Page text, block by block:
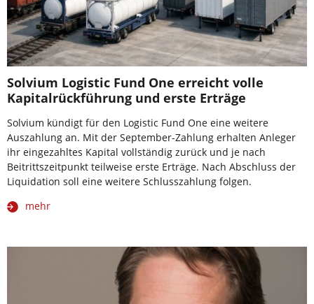
Solvium Logistic Fund One erreicht volle
Kapitalrückführung und erste Erträge
Solvium kündigt für den Logistic Fund One eine weitere
Auszahlung an. Mit der September-Zahlung erhalten Anleger
ihr eingezahltes Kapital vollständig zurück und je nach
Beitrittszeitpunkt teilweise erste Erträge. Nach Abschluss der
Liquidation soll eine weitere Schlusszahlung folgen.
mehr